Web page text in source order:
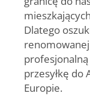
Dlatego
profesjonalną
przesyłkę do
Europie.